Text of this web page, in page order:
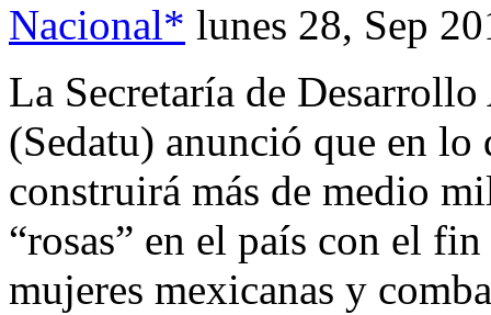
Nacional* lunes 28, Sep
La Secretaría de
(Sedatu) anunció que en lo
construirá más de medio
“rosas” en el país con el
mujeres mexicanas y